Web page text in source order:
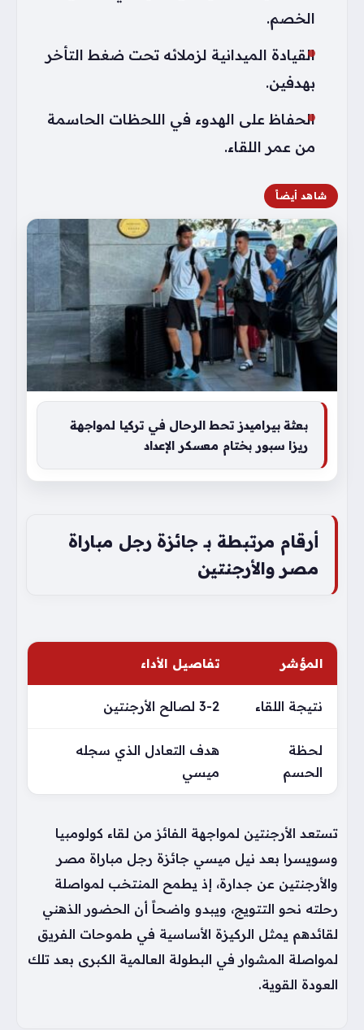
الخصم.
القيادة الميدانية لزملائه تحت ضغط التأخر
بهدفين.
الحفاظ على الهدوء في اللحظات الحاسمة
من عمر اللقاء.
شاهد أيضاً
بعثة بيراميدز تحط الرحال في تركيا لمواجهة
ريزا سبور بختام معسكر الإعداد
أرقام مرتبطة بـ جائزة رجل مباراة
مصر والأرجنتين
المؤشر تفاصيل الأداء
نتيجة اللقاء 3-2 لصالح الأرجنتين
لحظة
الحسم
هدف التعادل الذي سجله
ميسي
تستعد الأرجنتين لمواجهة الفائز من لقاء كولومبيا
وسويسرا بعد نيل ميسي جائزة رجل مباراة مصر
والأرجنتين عن جدارة، إذ يطمح المنتخب لمواصلة
رحلته نحو التتويج، ويبدو واضحاً أن الحضور الذهني
لقائدهم يمثل الركيزة الأساسية في طموحات الفريق
لمواصلة المشوار في البطولة العالمية الكبرى بعد تلك
العودة القوية.